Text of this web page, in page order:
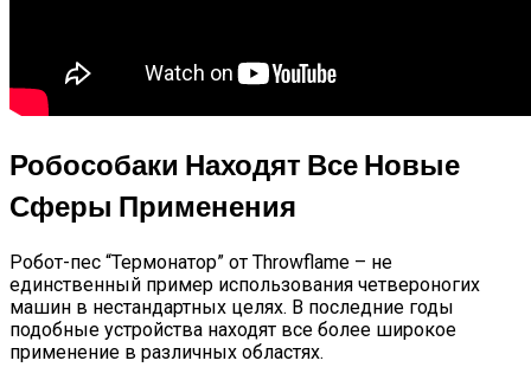
Робособаки Находят Все Новые
Сферы Применения
Робот-пес “Термонатор” от Throwflame – не
единственный пример использования четвероногих
машин в нестандартных целях. В последние годы
подобные устройства находят все более широкое
применение в различных областях.